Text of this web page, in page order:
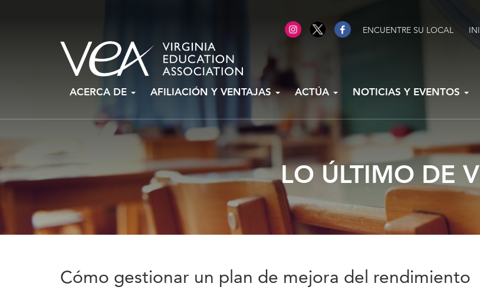
ENCUENTRE SU LOCAL
ACERCA DE AFILIACIÓN Y VENTAJAS ACTÚA NOTICIAS Y EVENTOS
LO ÚLTIMO DE
Cómo gestionar un plan de mejora del rendimiento